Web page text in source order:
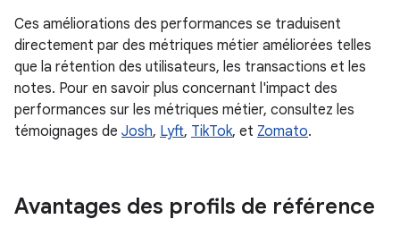
Ces améliorations des performances se traduisent
directement par des métriques métier améliorées telles
que la rétention des utilisateurs, les transactions et les
notes. Pour en savoir plus concernant l'impact des
performances sur les métriques métier, consultez les
témoignages de Josh, Lyft, TikTok, et Zomato.
Avantages des profils de référence